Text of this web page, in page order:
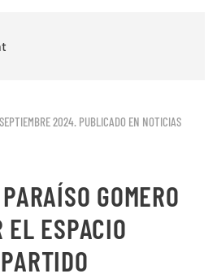
2024. PUBLICADO EN NOTICIAS
GOMERO
EL ESPACIO